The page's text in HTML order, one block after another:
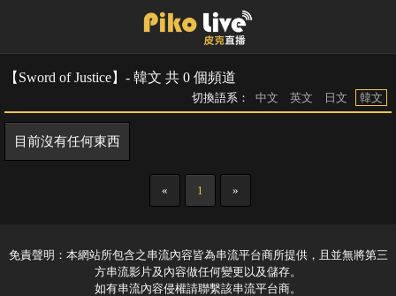
【Sword of Justice】- 韓文 共 0 個頻道
切換語系： 中文 英文 日文 韓文
目前沒有任何東西
« 1 »
免責聲明：本網站所包含之串流內容皆為串流平台商所提供，且並無將第三
方串流影片及內容做任何變更以及儲存。
如有串流內容侵權請聯繫該串流平台商。